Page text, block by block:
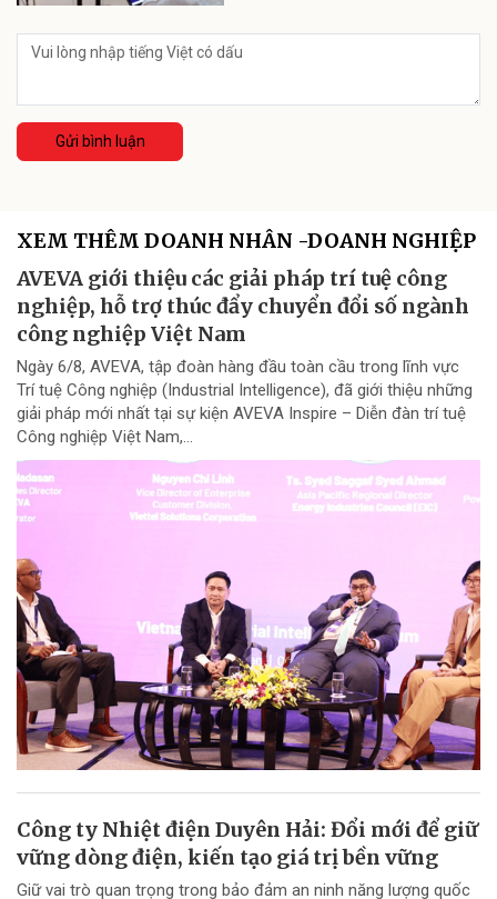
Gửi bình luận
XEM THÊM DOANH NHÂN -DOANH NGHIỆP
AVEVA giới thiệu các giải pháp trí tuệ công
nghiệp, hỗ trợ thúc đẩy chuyển đổi số ngành
công nghiệp Việt Nam
Ngày 6/8, AVEVA, tập đoàn hàng đầu toàn cầu trong lĩnh vực
Trí tuệ Công nghiệp (Industrial Intelligence), đã giới thiệu những
giải pháp mới nhất tại sự kiện AVEVA Inspire – Diễn đàn trí tuệ
Công nghiệp Việt Nam,...
Công ty Nhiệt điện Duyên Hải: Đổi mới để giữ
vững dòng điện, kiến tạo giá trị bền vững
Giữ vai trò quan trọng trong bảo đảm an ninh năng lượng quốc